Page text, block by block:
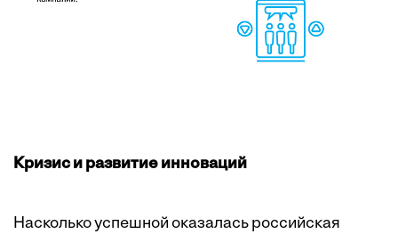
Кризис и развитие инноваций
Насколько успешной оказалась российская